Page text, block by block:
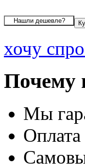
хочу
Почему
Мы